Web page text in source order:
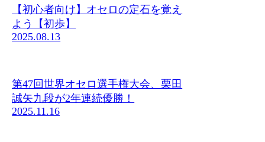
【初心者向け】オセロの定石を覚え
よう【初歩】
2025.08.13
第47回世界オセロ選手権大会、栗田
誠矢九段が2年連続優勝！
2025.11.16